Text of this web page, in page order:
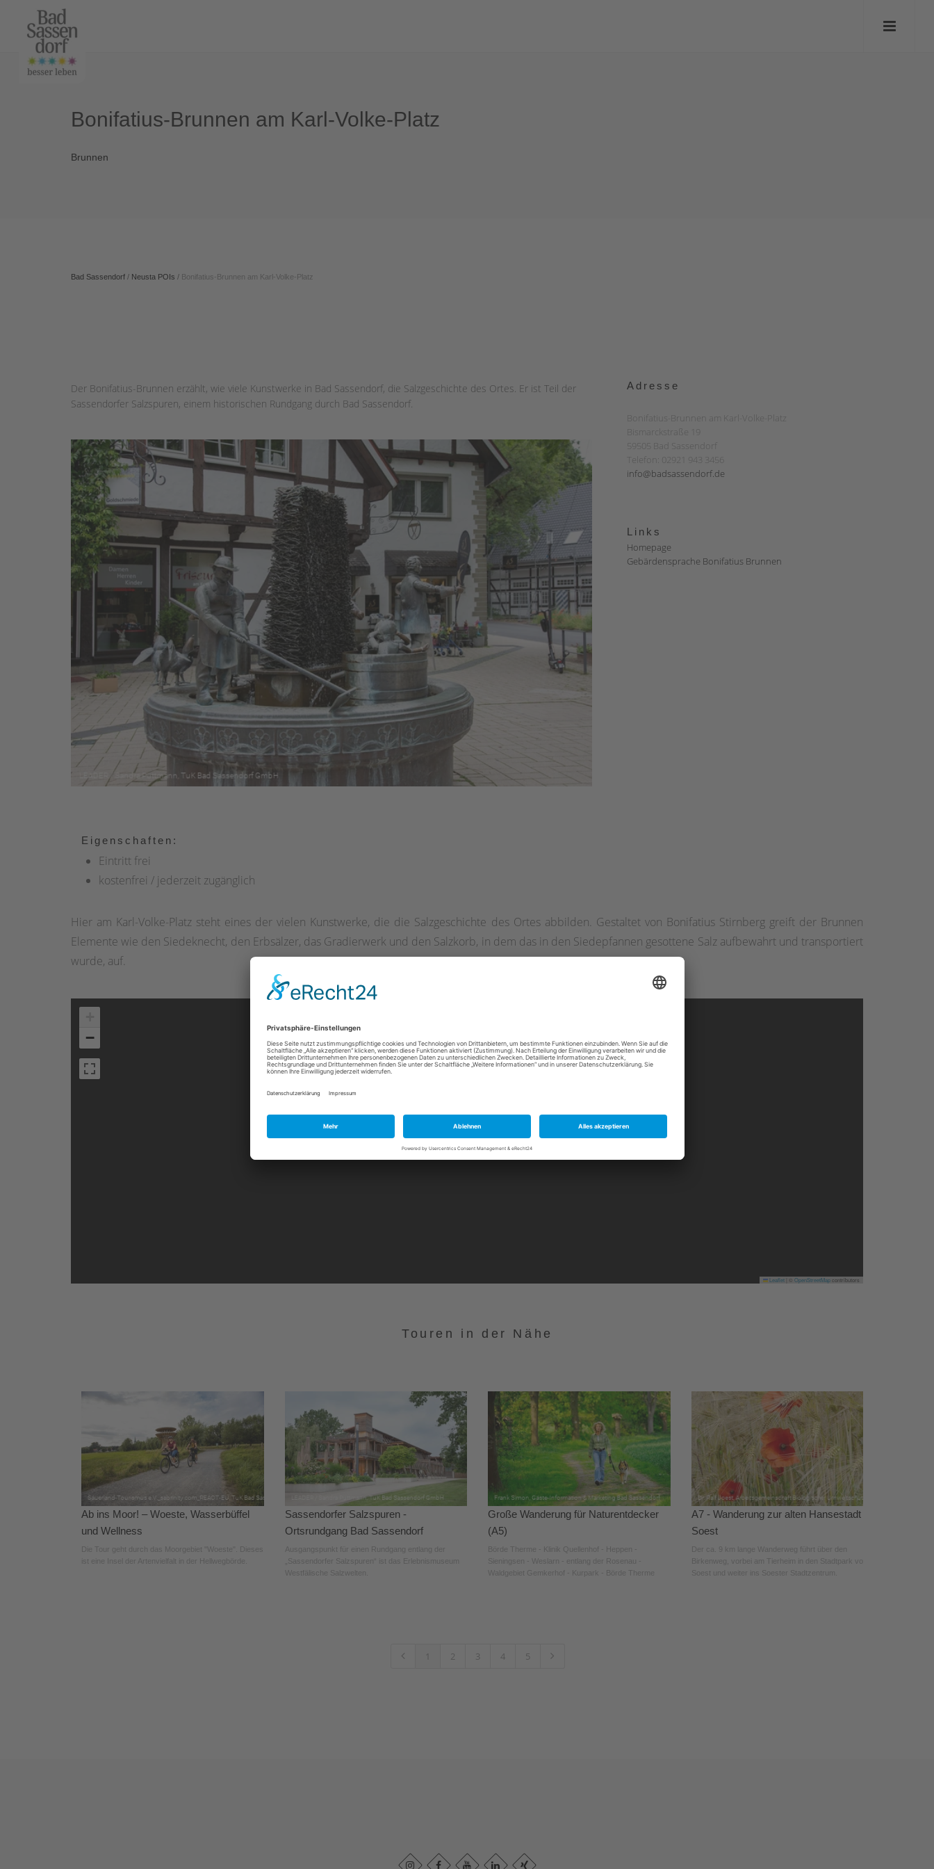
Bonifatius-Brunnen am Karl-Volke-Platz
Brunnen
Bad Sassendorf / Neusta POIs / Bonifatius-Brunnen am Karl-Volke-Platz
Der Bonifatius-Brunnen erzählt, wie viele Kunstwerke in Bad Sassendorf, die Salzgeschichte des Ortes. Er ist Teil der
Sassendorfer Salzspuren, einem historischen Rundgang durch Bad Sassendorf.
Adresse
Bonifatius-Brunnen am Karl-Volke-Platz
Bismarckstraße 19
59505 Bad Sassendorf
Telefon: 02921 943 3456
info@badsassendorf.de
Links
Homepage
Gebärdensprache Bonifatius Brunnen
Eigenschaften:
Eintritt frei
kostenfrei / jederzeit zugänglich
Hier am Karl-Volke-Platz steht eines der vielen Kunstwerke, die die Salzgeschichte des Ortes abbilden. Gestaltet von Bonifatius Stirnberg greift der Brunnen
Elemente wie den Siedeknecht, den Erbsälzer, das Gradierwerk und den Salzkorb, in dem das in den Siedepfannen gesottene Salz aufbewahrt und transportiert
wurde, auf.
−
Leaflet OpenStreetMapcontributors
Touren in der Nähe
Ab ins Moor! – Woeste, Wasserbüffel
und Wellness
Die Tour geht durch das Moorgebiet "Woeste". Dieses
ist eine Insel der Artenvielfalt in der Hellwegbörde.
Sassendorfer Salzspuren -
Ortsrundgang Bad Sassendorf
Ausgangspunkt für einen Rundgang entlang der
„Sassendorfer Salzspuren“ ist das Erlebnismuseum
Westfälische Salzwelten.
Große Wanderung für Naturentdecker
(A5)
Börde Therme - Klinik Quellenhof - Heppen -
Sieningsen - Weslarn - entlang der Rosenau -
Waldgebiet Gemkerhof - Kurpark - Börde Therme
A7 - Wanderung zur alten Hansestadt
Soest
Der ca. 9 km lange Wanderweg führt über den
Birkenweg, vorbei am Tierheim in den Stadtpark von
Soest und weiter ins Soester Stadtzentrum.
1 2 3 4 5